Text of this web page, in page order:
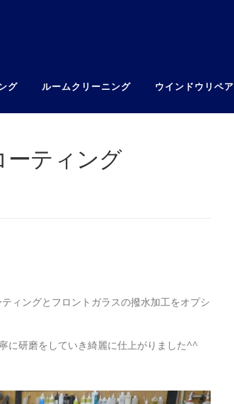
グ ルームクリーニング ウインドウリペア
ティング
ィングとフロントガラスの撥水加工をオプシ
に研磨をしていき綺麗に仕上がりました^^